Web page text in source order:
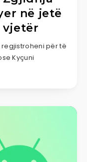
në jetë
regjistroheni për të
Kyçuni